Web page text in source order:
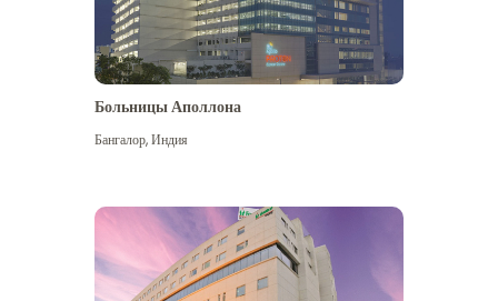
Посмотреть больше
Больницы Аполлона
Бангалор,Индия